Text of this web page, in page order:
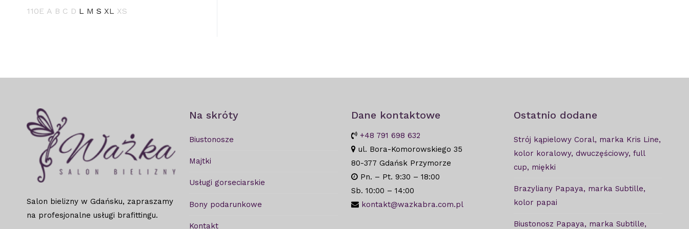
110E A B C D L M S XL XS
Salon bielizny w Gdańsku, zapraszamy
na profesjonalne usługi brafittingu.
Na skróty
Biustonosze
Majtki
Usługi gorseciarskie
Bony podarunkowe
Kontakt
Dane kontaktowe
+48 791 698 632
ul. Bora-Komorowskiego 35
80-377 Gdańsk Przymorze
Pn. – Pt. 9:30 – 18:00
Sb. 10:00 – 14:00
kontakt@wazkabra.com.pl
Ostatnio dodane
Strój kąpielowy Coral, marka Kris Line,
kolor koralowy, dwuczęściowy, full
cup, miękki
Brazyliany Papaya, marka Subtille,
kolor papai
Biustonosz Papaya, marka Subtille,